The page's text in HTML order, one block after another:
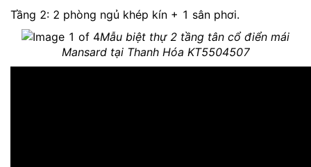
Tầng 2: 2 phòng ngủ khép kín + 1 sân phơi.
Mẫu biệt thự 2 tầng tân cổ điển mái
Mansard tại Thanh Hóa KT5504507